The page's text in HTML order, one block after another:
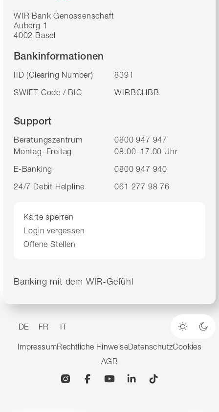
WIR Bank Genossenschaft
Auberg 1
4002 Basel
Bankinformationen
IID (Clearing Number)
8391
SWIFT-Code / BIC
WIRBCHBB
Support
Beratungszentrum
0800 947 947
Montag–Freitag
08.00–17.00 Uhr
E-Banking
0800 947 940
24/7 Debit Helpline
061 277 98 76
Karte sperren
Login vergessen
Offene Stellen
Banking mit dem WIR-Gefühl
DE FR IT
Heller
ImpressumRechtliche HinweiseDatenschutzCookies
AGB
InstagramFacebookYouTubeLinkedin